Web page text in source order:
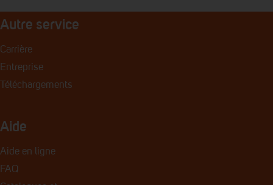
Autre service
Carrière
Entreprise
Téléchargements
Aide
Aide en ligne
FAQ